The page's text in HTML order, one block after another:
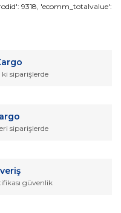
ve diğer
öneri formunu
9318, 'ecomm_totalvalue':
siparişlerde
siparişlerde
güvenlik